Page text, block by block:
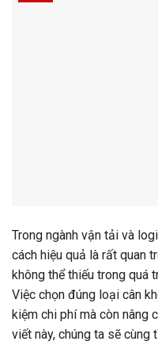
Trong ngành vận tải và
cách hiệu quả là rất quan
không thể thiếu trong quá
Việc chọn đúng loại cân
kiệm chi phí mà còn nâng
viết này, chúng ta sẽ cùng